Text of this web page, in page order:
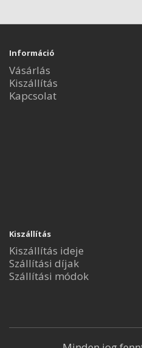
Információ
Vásárlás
Kiszállítás
Kapcsolat
Kiszállítás
Kiszállítás ideje
Szállítási díjak
Szállítási módok